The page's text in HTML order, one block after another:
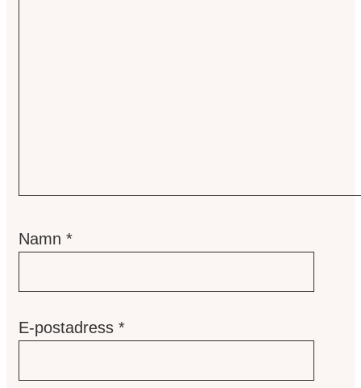
Namn *
E-postadress *